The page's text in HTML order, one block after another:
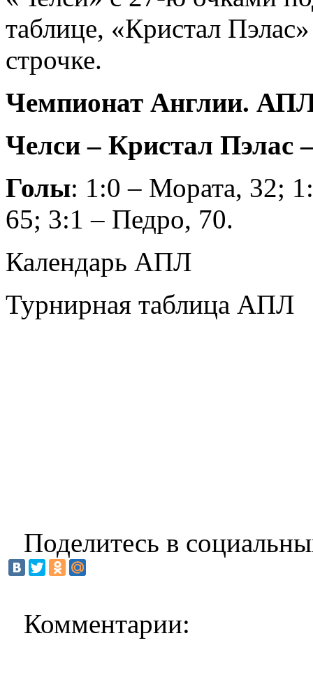
таблице, «Кристал
строчке.
Чемпионат Англии.
Челси – Кристал Пэлас
Голы: 1:0 – Мората, 32;
65; 3:1 – Педро, 70.
Календарь АПЛ
Турнирная таблица АПЛ
Поделитесь в
Комментарии: